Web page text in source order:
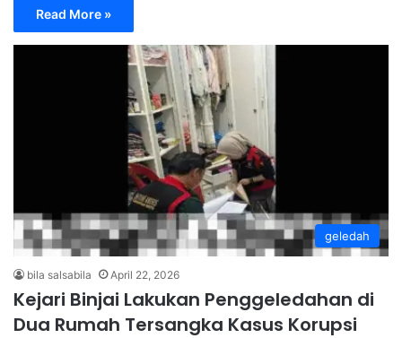
Read More »
geledah
bila salsabila April 22, 2026
Kejari Binjai Lakukan Penggeledahan di
Dua Rumah Tersangka Kasus Korupsi